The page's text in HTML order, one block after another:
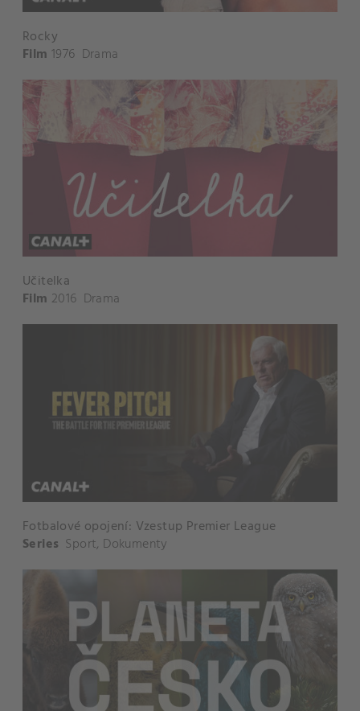
Rocky
Film 1976 Drama
Učitelka
Film 2016 Drama
Fotbalové opojení: Vzestup Premier League
Series Sport, Dokumenty